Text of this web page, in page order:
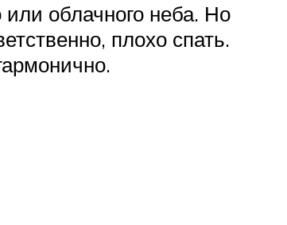
облачного неба. Но
плохо спать.